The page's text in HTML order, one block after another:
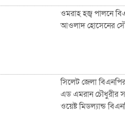
ওমরাহ হজ্ব পালনে
আওলাদ হোসেনের
সিলেট জেলা
এড এমরান চৌধুরীর
ওয়েষ্ট মিডল্যান্ড